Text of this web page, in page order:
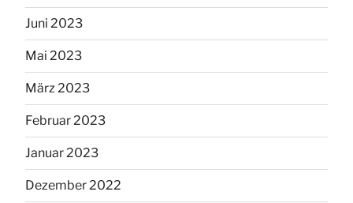
Juni 2023
Mai 2023
März 2023
Februar 2023
Januar 2023
Dezember 2022